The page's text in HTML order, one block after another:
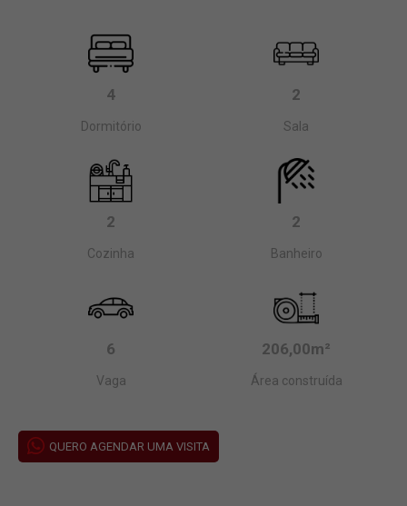
4
Dormitório
2
Sala
2
Cozinha
2
Banheiro
6
Vaga
206,00m²
Área construída
QUERO AGENDAR UMA VISITA